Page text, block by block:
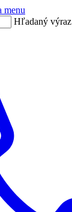
menu
Hľadaný výraz